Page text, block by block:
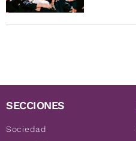
SECCIONES
Sociedad